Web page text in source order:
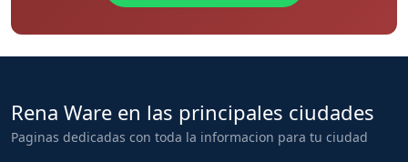
Rena Ware en las principales ciudades
Paginas dedicadas con toda la informacion para tu ciudad